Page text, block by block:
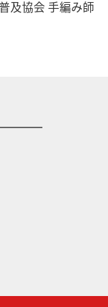
及協会 手編み師